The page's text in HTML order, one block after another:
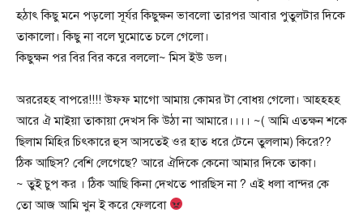
হঠাৎ কিছু মনে পড়লো সূর্যর কিছুক্ষন ভাবলো তারপর আবার পুতুলটার দিকে
তাকালো। কিছু না বলে ঘুমোতে চলে গেলো।
কিছুক্ষন পর বির বির করে বললো~ মিস ইউ ডল।
অররেহহ বাপরে!!!! উফফ মাগো আমায় কোমর টা বোধয় গেলো। আহহহহ
আরে ঐ মাইয়া তাকায়া দেখস কি উঠা না আমারে।।।। ~( আমি এতক্ষন শকে
ছিলাম মিহির চিৎকারে হুস আসতেই ওর হাত ধরে টেনে তুললাম) কিরে??
ঠিক আছিস? বেশি লেগেছে? আরে ঐদিকে কেনো আমার দিকে তাকা।
~ তুই চুপ কর । ঠিক আছি কিনা দেখতে পারছিস না ? এই ধলা বান্দর কে
তো আজ আমি খুন ই করে ফেলবো